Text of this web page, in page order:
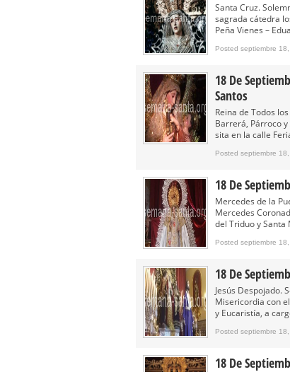
Santa Cruz.
sagrada cátedra
Peña Vienes –
Posted septiembre
18 De
Santos
Reina de Todos
Barrerá, Párroco
sita en la calle
Posted septiembre
18 De
Mercedes de la
Mercedes
del Triduo y Santa
Posted septiembre
18 De
Jesús Despojado.
Misericordia con
y Eucaristía, a
Posted septiembre
18 De